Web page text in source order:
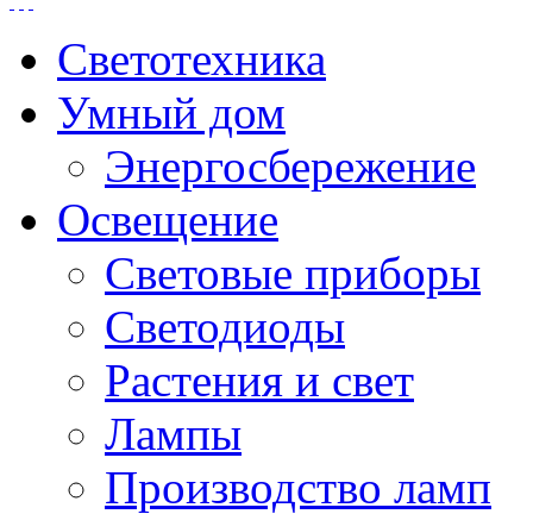
Светотехника
Умный дом
Энергосбережение
Освещение
Световые приборы
Светодиоды
Растения и свет
Лампы
Производство ламп